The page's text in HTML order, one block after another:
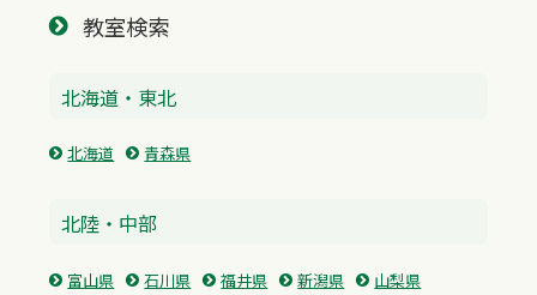
教室検索
北海道・東北
北海道 青森県
北陸・中部
富山県 石川県 福井県 新潟県
山梨県